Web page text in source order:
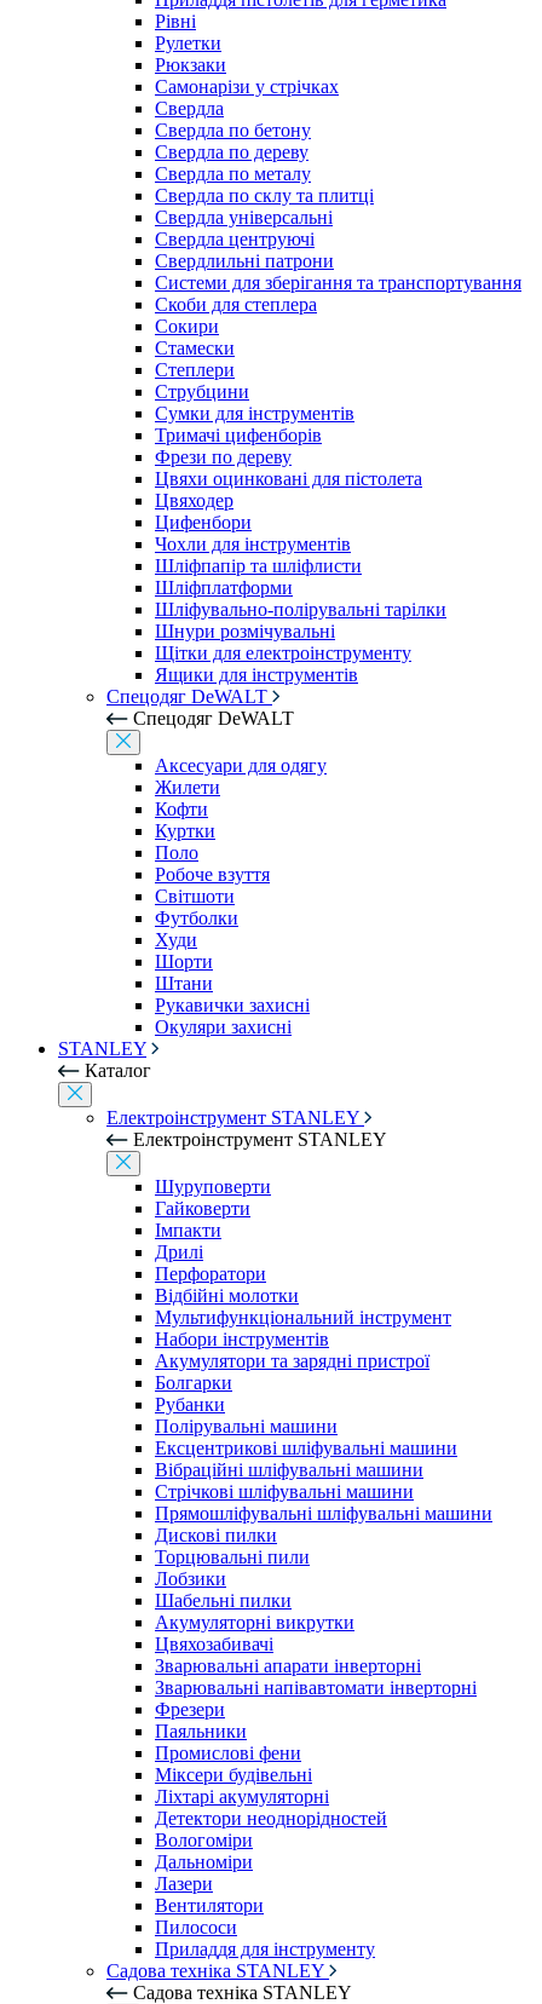
Рівні
Рулетки
Рюкзаки
Самонарізи у стрічках
Свердла
Свердла по бетону
Свердла по дереву
Свердла по металу
Свердла по склу та плитці
Свердла універсальні
Свердла центруючі
Свердлильні патрони
Системи для зберігання та транспортування
Скоби для степлера
Сокири
Стамески
Степлери
Струбцини
Сумки для інструментів
Тримачі цифенборів
Фрези по дереву
Цвяхи оцинковані для пістолета
Цвяходер
Цифенбори
Чохли для інструментів
Шліфпапір та шліфлисти
Шліфплатформи
Шліфувально-полірувальні тарілки
Шнури розмічувальні
Щітки для електроінструменту
Ящики для інструментів
Спецодяг DeWALT
Спецодяг DeWALT
Аксесуари для одягу
Жилети
Кофти
Куртки
Поло
Робоче взуття
Світшоти
Футболки
Худи
Шорти
Штани
Рукавички захисні
Окуляри захисні
STANLEY
Каталог
Електроінструмент STANLEY
Електроінструмент STANLEY
Шуруповерти
Гайковерти
Імпакти
Дрилі
Перфоратори
Відбійні молотки
Мультифункціональний інструмент
Набори інструментів
Акумулятори та зарядні пристрої
Болгарки
Рубанки
Полірувальні машини
Ексцентрикові шліфувальні машини
Вібраційні шліфувальні машини
Стрічкові шліфувальні машини
Прямошліфувальні шліфувальні машини
Дискові пилки
Торцювальні пили
Лобзики
Шабельні пилки
Акумуляторні викрутки
Цвяхозабивачі
Зварювальні апарати інверторні
Зварювальні напівавтомати інверторні
Фрезери
Паяльники
Промислові фени
Міксери будівельні
Ліхтарі акумуляторні
Детектори неоднорідностей
Вологоміри
Дальноміри
Лазери
Вентилятори
Пилососи
Приладдя для інструменту
Садова техніка STANLEY
Садова техніка STANLEY